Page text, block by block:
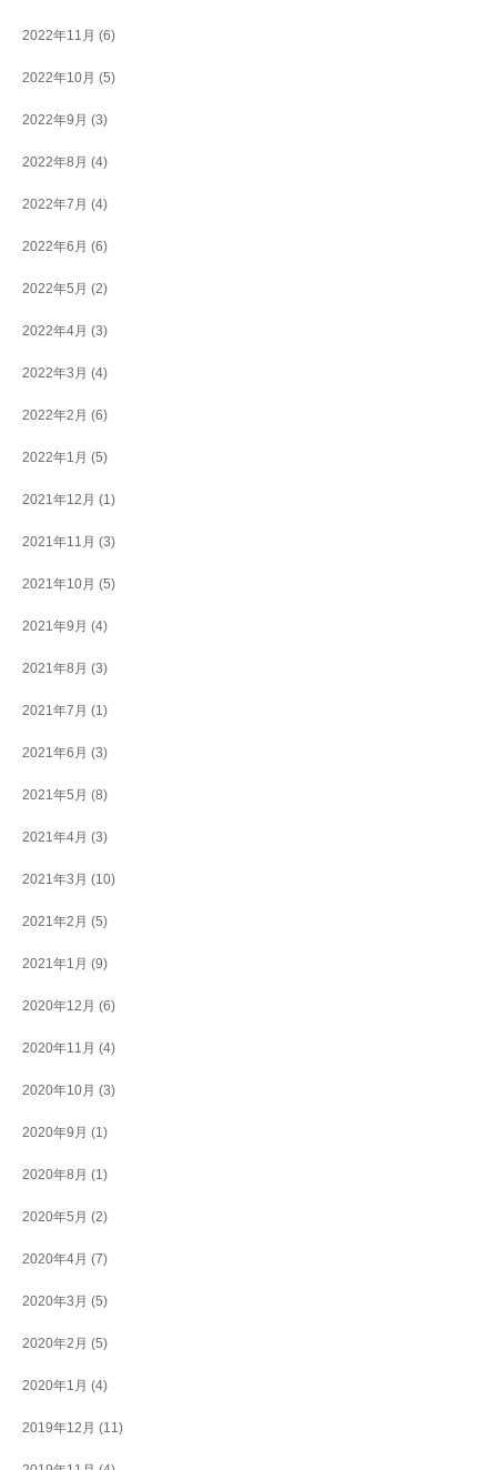
2022年11月 (6)
2022年10月 (5)
2022年9月 (3)
2022年8月 (4)
2022年7月 (4)
2022年6月 (6)
2022年5月 (2)
2022年4月 (3)
2022年3月 (4)
2022年2月 (6)
2022年1月 (5)
2021年12月 (1)
2021年11月 (3)
2021年10月 (5)
2021年9月 (4)
2021年8月 (3)
2021年7月 (1)
2021年6月 (3)
2021年5月 (8)
2021年4月 (3)
2021年3月 (10)
2021年2月 (5)
2021年1月 (9)
2020年12月 (6)
2020年11月 (4)
2020年10月 (3)
2020年9月 (1)
2020年8月 (1)
2020年5月 (2)
2020年4月 (7)
2020年3月 (5)
2020年2月 (5)
2020年1月 (4)
2019年12月 (11)